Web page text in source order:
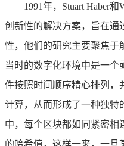
1991年，Stuart Haber
创新性的解决方案，旨在通
性，他们的研究主要聚焦于
当时的数字化环境中是一
件按照时间顺序精心排列，
计算，从而形成了一种独特
中，每个区块都如同紧密相
的哈希值，这样一来，一旦